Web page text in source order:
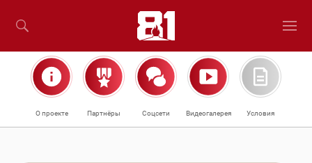
О проекте Партнёры Соцсети Видеогалерея Условия